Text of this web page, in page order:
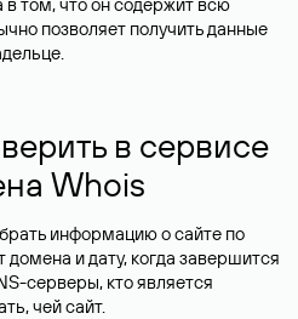
позволяет получить данные
в сервисе
Whois
информацию о сайте по
и дату, когда завершится
серверы, кто является
чей сайт.